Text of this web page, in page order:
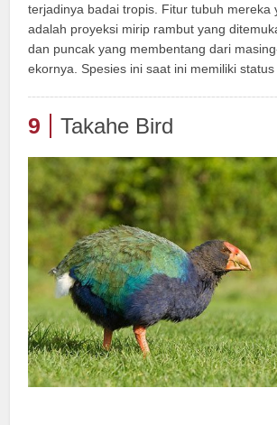
terjadinya badai tropis. Fitur tubuh mereka
adalah proyeksi mirip rambut yang
dan puncak yang membentang dari
ekornya. Spesies ini saat ini memiliki status
9 Takahe Bird